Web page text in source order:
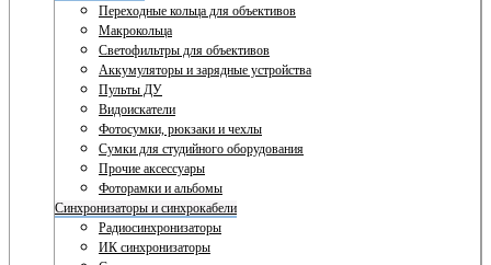
Переходные кольца для объективов
Макрокольца
Светофильтры для объективов
Аккумуляторы и зарядные устройства
Пульты ДУ
Видоискатели
Фотосумки, рюкзаки и чехлы
Сумки для студийного оборудования
Прочие аксессуары
Фоторамки и альбомы
Синхронизаторы и синхрокабели
Радиосинхронизаторы
ИК синхронизаторы